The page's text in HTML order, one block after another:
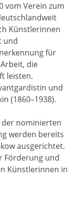
vom Verein zum
Künstlerinnen
und
für
die
leisten.
und
(1860–1938).
der nominierten
werden bereits
ausgerichtet.
Förderung und
Künstlerinnen in